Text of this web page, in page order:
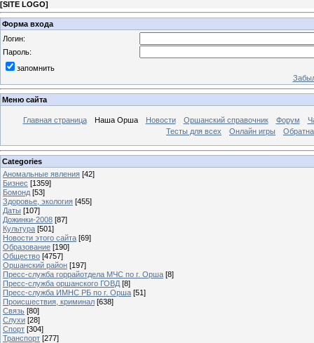
[SITE LOGO]
Форма входа
Логин:
Пароль:
запомнить
Меню сайта
Главная страница Наша Орша Новости Оршанский справочник Форум
Тесты для всех
Онлайн игры
Categories
Аномальные явления [42]
Бизнес [1359]
Бомонд [53]
Здоровье, экология [455]
Даты [107]
Дожинки-2008 [87]
Культура [501]
Новости этого сайта [69]
Образование [190]
Общество [4757]
Оршанский район [197]
Пресс-служба горрайотдела МЧС по г. Орша [8]
Пресс-служба оршанского ГОВД [8]
Пресс-служба ИМНС РБ по г. Орша [51]
Проиcшествия, криминал [638]
Связь [80]
Слухи [28]
Спорт [304]
Транспорт [277]